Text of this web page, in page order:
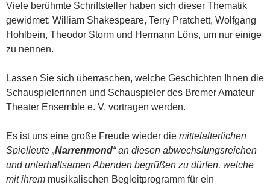
Viele berühmte Schriftsteller haben sich dieser Thematik
gewidmet: William Shakespeare, Terry Pratchett, Wolfgang
Hohlbein, Theodor Storm und Hermann Löns, um nur einige
zu nennen.
Lassen Sie sich überraschen, welche Geschichten Ihnen die
Schauspielerinnen und Schauspieler des Bremer Amateur
Theater Ensemble e. V. vortragen werden.
Es ist uns eine große Freude wieder die mittelalterlichen
Spielleute „Narrenmond“ an diesen abwechslungsreichen
und unterhaltsamen Abenden begrüßen zu dürfen, welche
mit ihrem musikalischen Begleitprogramm für ein